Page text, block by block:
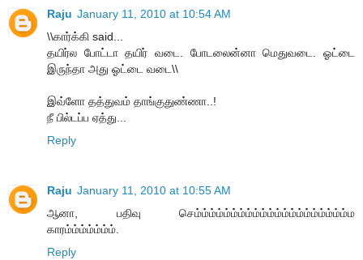
Raju January 11, 2010 at 10:54 AM
\\கார்க்கி said...
தயிர்ல போட்டா தயிர் வடை. போடலைன்னா மெதுவடை. ஓட்டை
இருந்தா அது ஓட்டை வடை\\
இவ்ளோ தத்துவம் தாங்குதுண்ணா..!
நீ பில்டப்ப ஏத்து...
Reply
Raju January 11, 2010 at 10:55 AM
ஆனா, பதிவு செம்ம்ம்ம்ம்ம்ம்ம்ம்ம்ம்ம்ம்ம்ம்ம்ம்ம்ம்ம்ம்ம
காரம்ம்ம்ம்ம்ம்ம்.
Reply